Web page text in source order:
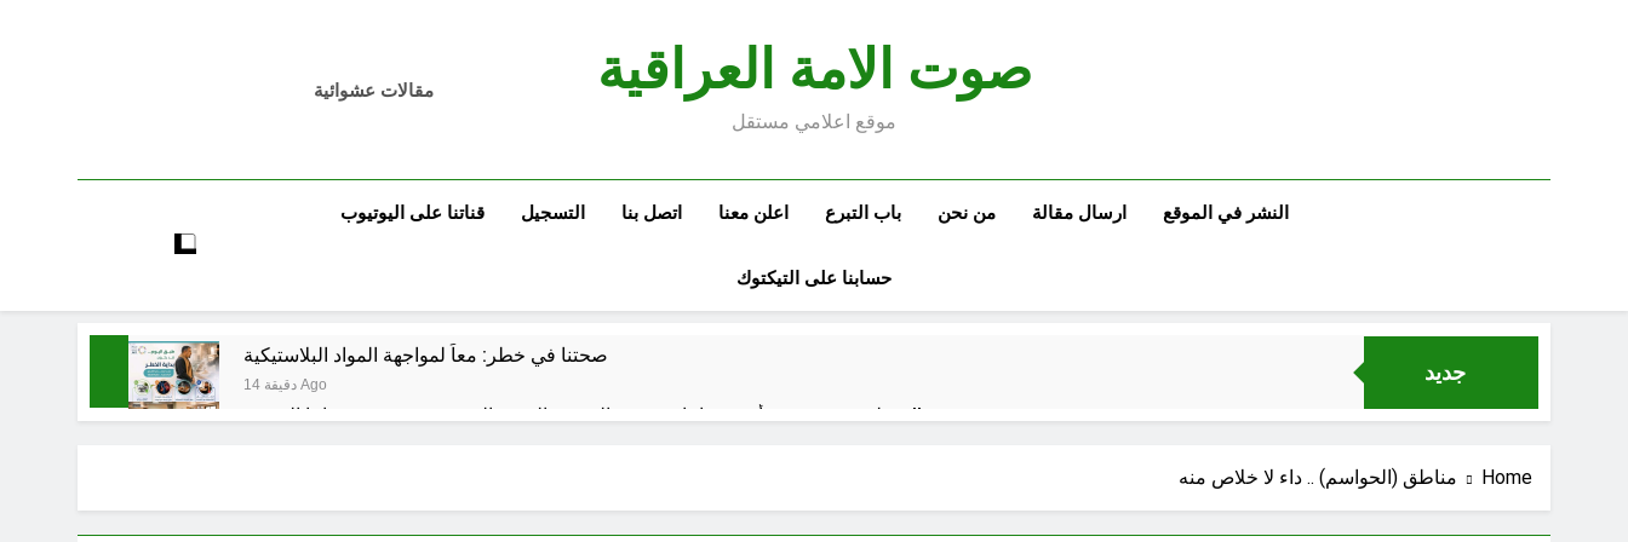
صوت الامة العراقية
موقع اعلامي مستقل
مقالات عشوائية
النشر في الموقع ارسال مقالة من نحن باب التبرع اعلن معنا اتصل بنا التسجيل قناتنا على اليوتيوب
حسابنا على التيكتوك
جديد
صحتنا في خطر: معاً لمواجهة المواد البلاستيكية
14 دقيقة Ago
سطور حقيقية … وأخرى فانتازية سوريالية في الحقبة الديستوبية مع مؤسساتنا الصحية !!
من راسمالية الدولة الى راسمالية المرجعيات والاحزاب والمليشيات والاذرع
Home مناطق (الحواسم) .. داء لا خلاص منه